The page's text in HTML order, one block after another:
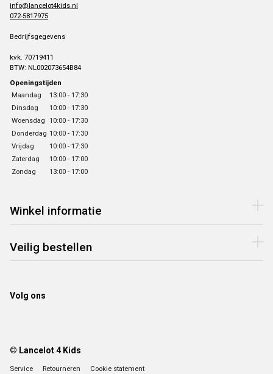
info@lancelot4kids.nl
072-5817975
Bedrijfsgegevens
kvk. 70719411
BTW: NL002073654B84
Openingstijden
Maandag
13:00 - 17:30
Dinsdag
10:00 - 17:30
Woensdag 10:00 - 17:30
Donderdag 10:00 - 17:30
Vrijdag
10:00 - 17:30
Zaterdag
10:00 - 17:00
Zondag
13:00 - 17:00
Winkel informatie
Veilig bestellen
Volg ons
© Lancelot 4 Kids
Service Retourneren Cookie statement